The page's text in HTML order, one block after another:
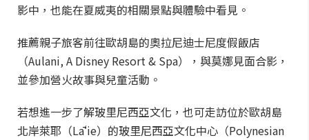
影中，也能在夏威夷的相關景點與體驗中看見。
推薦親子旅客前往歐胡島的奧拉尼迪士尼度假飯店
（Aulani, A Disney Resort & Spa），與莫娜見面合影，
並參加營火故事與兒童活動。
若想進一步了解玻里尼西亞文化，也可走訪位於歐胡島
北岸萊耶（Lāʻie）的玻里尼西亞文化中心（Polynesian